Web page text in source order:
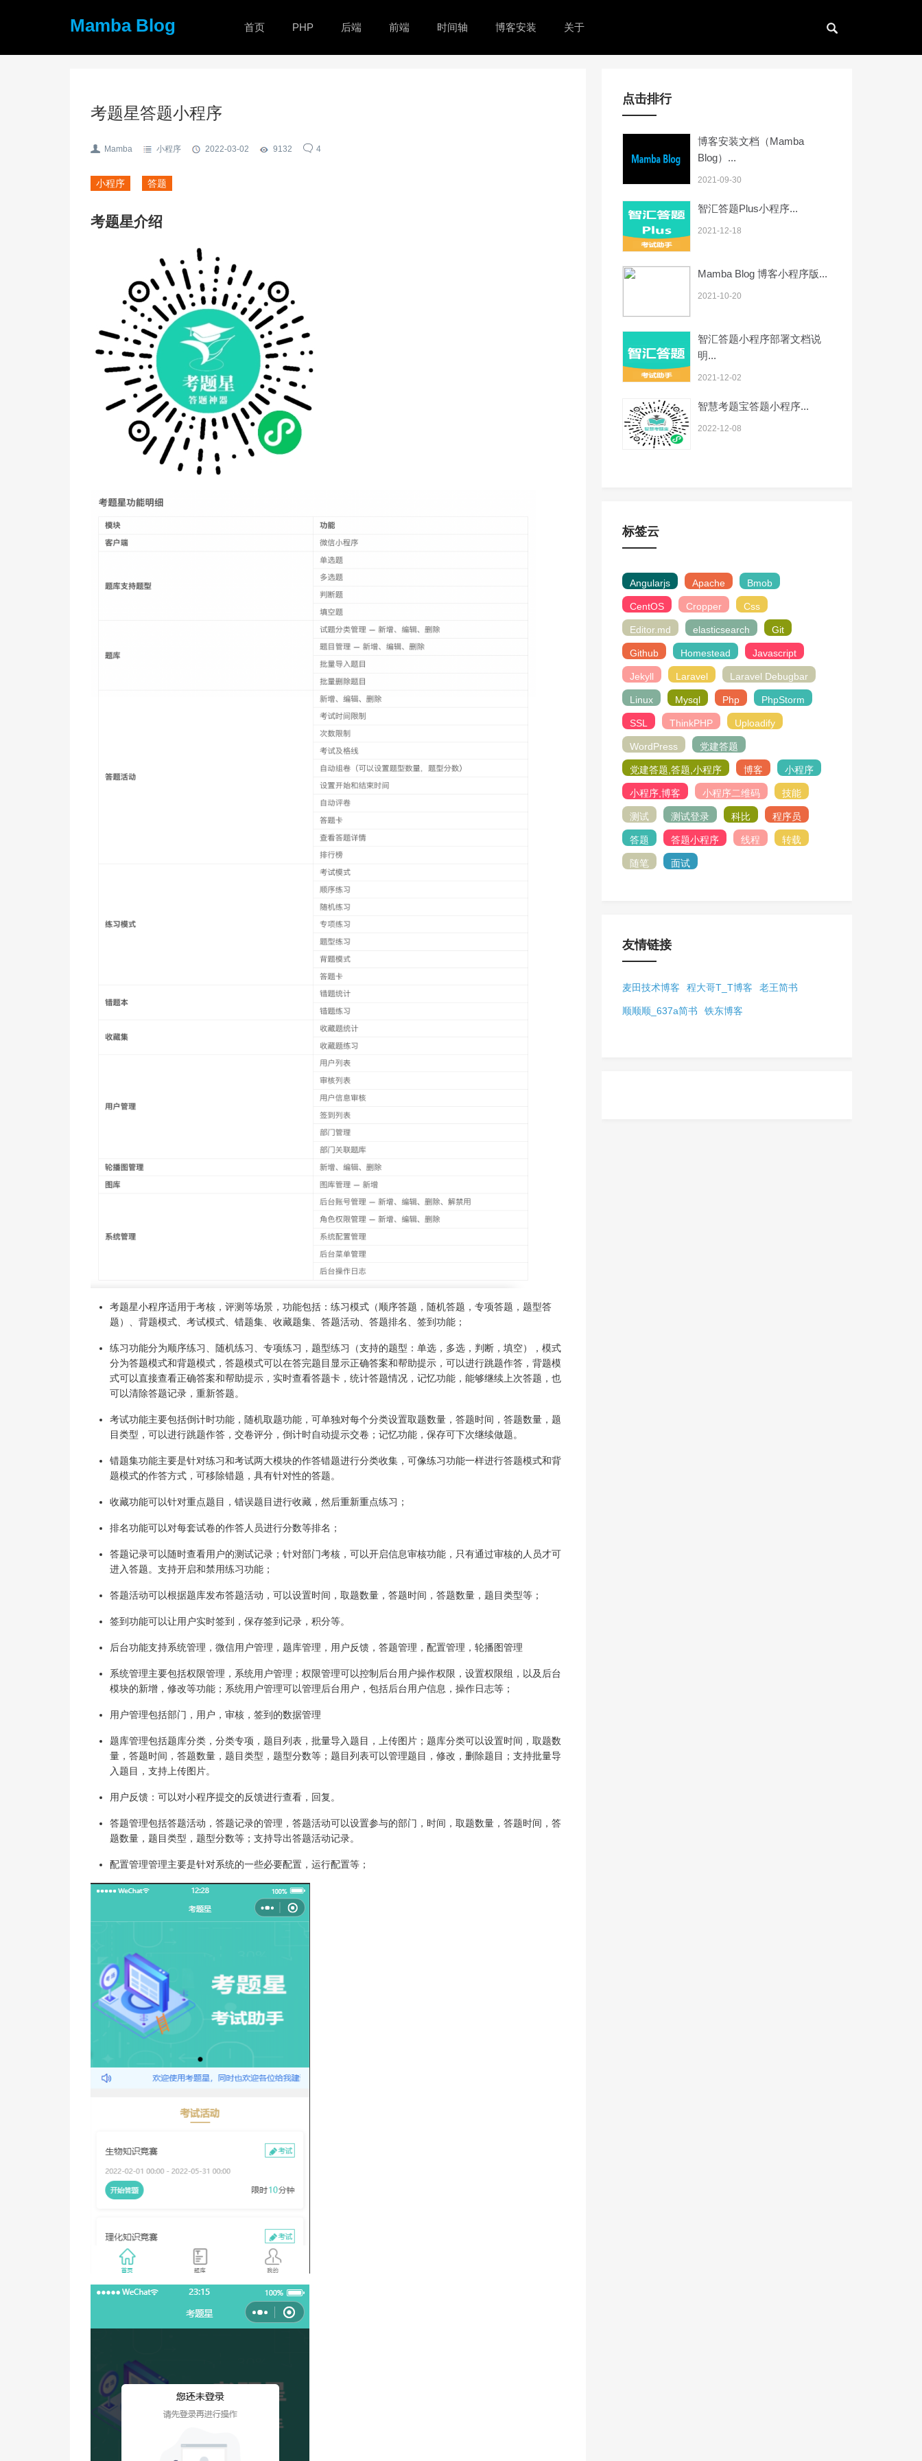
Mamba Blog 首页 PHP 后端 前端 时间轴 博客安装 关于
考题星答题小程序
Mamba 小程序 2022-03-02 9132 4
小程序 答题
考题星介绍
考题星小程序适用于考核，评测等场景，功能包括：练习模式（顺序答题，随机答题，专项答题，题型答
题）、背题模式、考试模式、错题集、收藏题集、答题活动、答题排名、签到功能；
练习功能分为顺序练习、随机练习、专项练习，题型练习（支持的题型：单选，多选，判断，填空），模式
分为答题模式和背题模式，答题模式可以在答完题目显示正确答案和帮助提示，可以进行跳题作答，背题模
式可以直接查看正确答案和帮助提示，实时查看答题卡，统计答题情况，记忆功能，能够继续上次答题，也
可以清除答题记录，重新答题。
考试功能主要包括倒计时功能，随机取题功能，可单独对每个分类设置取题数量，答题时间，答题数量，题
目类型，可以进行跳题作答，交卷评分，倒计时自动提示交卷；记忆功能，保存可下次继续做题。
错题集功能主要是针对练习和考试两大模块的作答错题进行分类收集，可像练习功能一样进行答题模式和背
题模式的作答方式，可移除错题，具有针对性的答题。
收藏功能可以针对重点题目，错误题目进行收藏，然后重新重点练习；
排名功能可以对每套试卷的作答人员进行分数等排名；
答题记录可以随时查看用户的测试记录；针对部门考核，可以开启信息审核功能，只有通过审核的人员才可
进入答题。支持开启和禁用练习功能；
答题活动可以根据题库发布答题活动，可以设置时间，取题数量，答题时间，答题数量，题目类型等；
签到功能可以让用户实时签到，保存签到记录，积分等。
后台功能支持系统管理，微信用户管理，题库管理，用户反馈，答题管理，配置管理，轮播图管理
系统管理主要包括权限管理，系统用户管理；权限管理可以控制后台用户操作权限，设置权限组，以及后台
模块的新增，修改等功能；系统用户管理可以管理后台用户，包括后台用户信息，操作日志等；
用户管理包括部门，用户，审核，签到的数据管理
题库管理包括题库分类，分类专项，题目列表，批量导入题目，上传图片；题库分类可以设置时间，取题数
量，答题时间，答题数量，题目类型，题型分数等；题目列表可以管理题目，修改，删除题目；支持批量导
入题目，支持上传图片。
用户反馈：可以对小程序提交的反馈进行查看，回复。
答题管理包括答题活动，答题记录的管理，答题活动可以设置参与的部门，时间，取题数量，答题时间，答
题数量，题目类型，题型分数等；支持导出答题活动记录。
配置管理管理主要是针对系统的一些必要配置，运行配置等；
点击排行
博客安装文档（Mamba
Blog）...
2021-09-30
智汇答题Plus小程序...
2021-12-18
Mamba Blog 博客小程序版...
2021-10-20
智汇答题小程序部署文档说
明...
2021-12-02
智慧考题宝答题小程序...
2022-12-08
标签云
Angularjs Apache Bmob
CentOS Cropper Css
Editor.md elasticsearch Git
Github Homestead Javascript
Jekyll Laravel Laravel Debugbar
Linux Mysql Php PhpStorm
SSL ThinkPHP Uploadify
WordPress 党建答题
党建答题,答题,小程序 博客 小程序
小程序,博客 小程序二维码 技能
测试 测试登录 科比 程序员
答题 答题小程序 线程 转载
随笔 面试
友情链接
麦田技术博客 程大哥T_T博客 老王简书
顺顺顺_637a简书 铁东博客